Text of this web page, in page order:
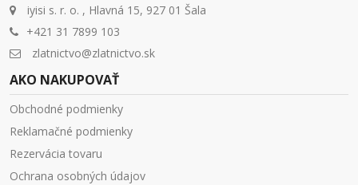
iyisi s. r. o. , Hlavná 15, 927 01 Šala
+421 31 7899 103
zlatnictvo@zlatnictvo.sk
AKO NAKUPOVAŤ
Obchodné podmienky
Reklamačné podmienky
Rezervácia tovaru
Ochrana osobných údajov